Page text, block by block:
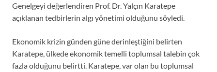
Genelgeyi değerlendiren Prof. Dr. Yalçın Karatepe
açıklanan tedbirlerin algı yönetimi olduğunu söyledi.
Ekonomik krizin günden güne derinleştiğini belirten
Karatepe, ülkede ekonomik temelli toplumsal talebin çok
fazla olduğunu belirtti. Karatepe, var olan bu toplumsal